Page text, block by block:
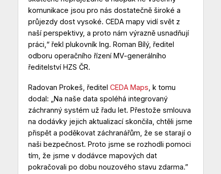
komunikace jsou pro nás dostatečně široké a
průjezdy dost vysoké. CEDA mapy vidí svět z
naší perspektivy, a proto nám výrazně usnadňují
práci,“ řekl plukovník Ing. Roman Bílý, ředitel
odboru operačního řízení MV-generálního
ředitelství HZS ČR.
Radovan Prokeš, ředitel CEDA Maps , k tomu
dodal: „Na naše data spoléhá integrovaný
záchranný systém už řadu let. Přestože smlouva
na dodávky jejich aktualizací skončila, chtěli jsme
přispět a poděkovat záchranářům, že se starají o
naši bezpečnost. Proto jsme se rozhodli pomoci
tím, že jsme v dodávce mapových dat
pokračovali po dobu nouzového stavu zdarma.”